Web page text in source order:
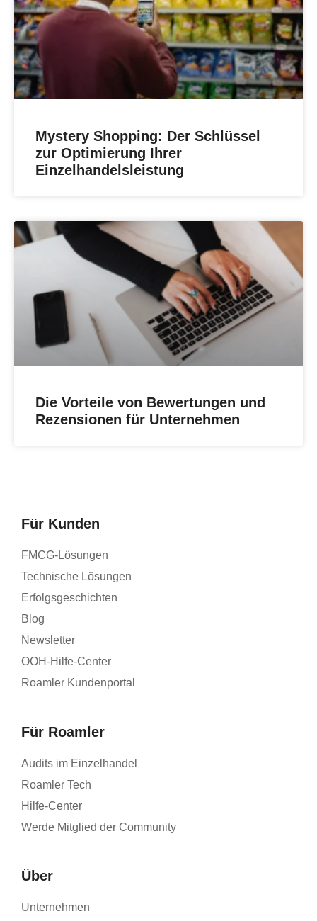
Mystery Shopping: Der Schlüssel
zur Optimierung Ihrer
Einzelhandelsleistung
Die Vorteile von Bewertungen und
Rezensionen für Unternehmen
Für Kunden
FMCG-Lösungen
Technische Lösungen
Erfolgsgeschichten
Blog
Newsletter
OOH-Hilfe-Center
Roamler Kundenportal
Für Roamler
Audits im Einzelhandel
Roamler Tech
Hilfe-Center
Werde Mitglied der Community
Über
Unternehmen